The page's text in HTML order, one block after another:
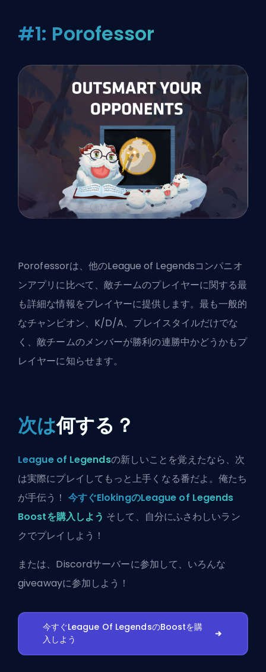
#1: Porofessor
Porofessorは、他のLeague of Legendsコンパニオ
ンアプリに比べて、敵チームのプレイヤーに関する最
も詳細な情報をプレイヤーに提供します。最も一般的
なチャンピオン、K/D/A、プレイスタイルだけでな
く、敵チームのメンバーが勝利の連勝中かどうかもプ
レイヤーに知らせます。
次は何する？
League of Legendsの新しいことを覚えたなら、次
は実際にプレイしてもっと上手くなる番だよ。俺たち
が手伝う！ 今すぐElokingのLeague of Legends
Boostを購入しよう そして、自分にふさわしいラン
クでプレイしよう！
または、 Discordサーバーに参加して、いろんな
giveawayに参加しよう！
今すぐLeague Of LegendsのBoostを購
入しよう